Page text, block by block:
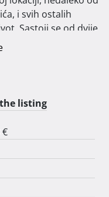
i svih ostalih
Sastoji se od dvije
sa
a veliki parking
u svako doba
stan uz
listing
€